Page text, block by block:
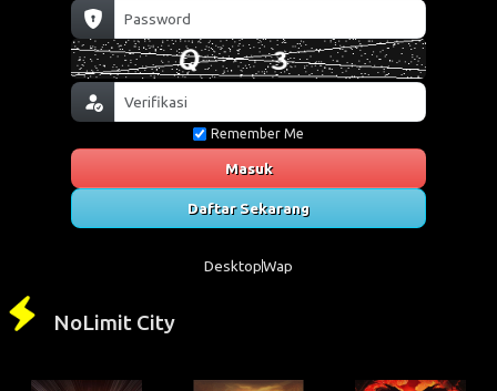
Remember Me
Masuk
Daftar Sekarang
DesktopWap
NoLimit City